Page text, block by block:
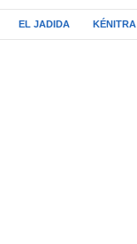
EL JADIDA KÉNITRA